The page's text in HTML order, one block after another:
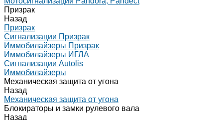
Призрак
Назад
Призрак
Сигнализации Призрак
Иммобилайзеры Призрак
Иммобилайзеры ИГЛА
Сигнализации Autolis
Иммобилайзеры
Механическая защита от угона
Назад
Механическая защита от угона
Блокираторы и замки рулевого вала
Назад